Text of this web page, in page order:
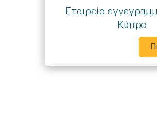
Εταιρεία
Κύπρο